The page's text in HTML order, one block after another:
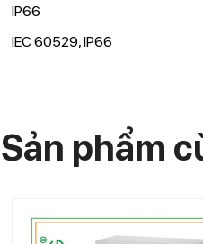
IP66
IEC 60529, IP66
Sản phẩm